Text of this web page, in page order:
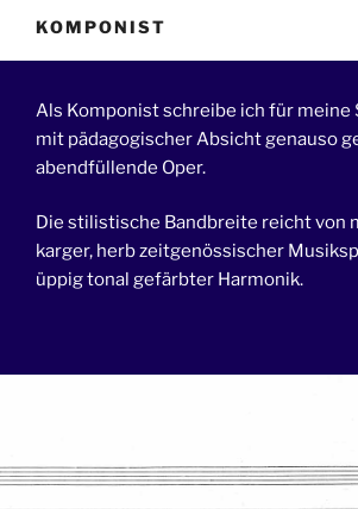
KOMPONIST
Als Komponist schreibe ich für meine
mit pädagogischer Absicht genauso
abendfüllende Oper.
Die stilistische Bandbreite reicht von
karger, herb zeitgenössischer
üppig tonal gefärbter Harmonik.